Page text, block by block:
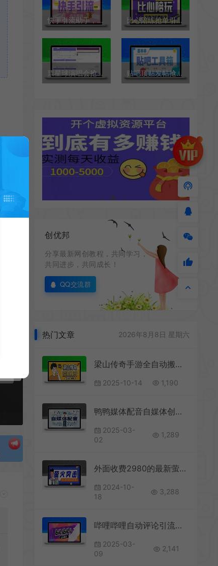
快手引流助手，评论区粉丝列表自动关注 【引流助手+使用教程】 比心陪练抢单引流脚本，陪玩接单工作室必备神器【抢单脚本+使用教程】【去卡密版本】
票星球演唱会抢票项目评测，解放双手快人一步 贴吧顶贴发帖抢楼三合一工具箱项目评测，号称日发十万条
创优邦
分享最新网创教程，共同学习，
共同进步，共同成长！
QQ交流群
热门文章 2026年8月8日 星期六
梁山传奇手游全自动搬砖挂机项目脚本+使用教程，单机日产200+
2025-10-14 1,190
鸭鸭媒体配音自媒体创作的必备神器
2025-03-
02
1,289
外面收费2980的最新萤火突击全自动挂机搬砖项目，单号一天25+【挂机脚本+使用教程】
2024-10-
18
3,288
哔哩哔哩自动评论引流助手引流，解放双手自动引流【引流助手+使用教程】
2025-03-
09
2,141